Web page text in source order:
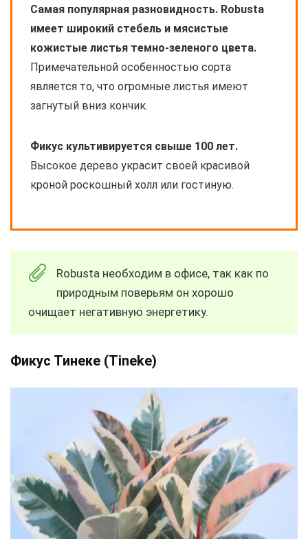
Самая популярная разновидность. Robusta
имеет широкий стебель и мясистые
кожистые листья темно-зеленого цвета.
Примечательной особенностью сорта
является то, что огромные листья имеют
загнутый вниз кончик.
Фикус культивируется свыше 100 лет.
Высокое дерево украсит своей красивой
кроной роскошный холл или гостиную.
Robusta необходим в офисе, так как по
природным поверьям он хорошо
очищает негативную энергетику.
Фикус Тинеке (Tineke)